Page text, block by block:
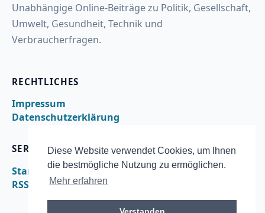
Diese Website verwendet Cookies, um Ihnen
die bestmögliche Nutzung zu ermöglichen.
Mehr erfahren
Unabhängige Online-Beiträge zu Politik, Gesellschaft,
Umwelt, Gesundheit, Technik und
Verbraucherfragen.
RECHTLICHES
Impressum
Datenschutzerklärung
SERVICE
Startseite
RSS